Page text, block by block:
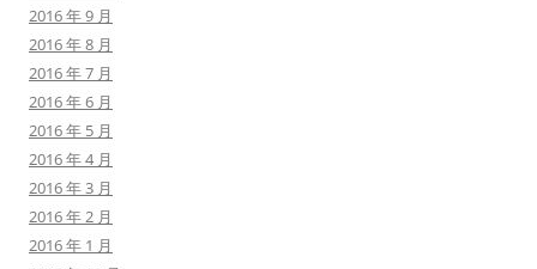
2016 年 9 月
2016 年 8 月
2016 年 7 月
2016 年 6 月
2016 年 5 月
2016 年 4 月
2016 年 3 月
2016 年 2 月
2016 年 1 月